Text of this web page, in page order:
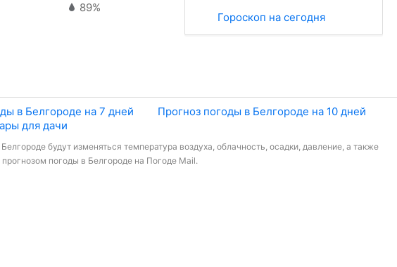
Гороскоп на сегодня
89%
в Белгороде на 7 дней
Прогноз погоды в Белгороде на 10 дней
для дачи
будут изменяться температура воздуха, облачность, осадки, давление, а также
погоды в Белгороде на Погоде Mail.